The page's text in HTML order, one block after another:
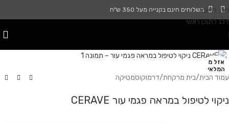
דלג לניווט
דלג לתוכן ראשי
משלוחים חינם בקנייה מעל 350 ש"ח
אזל מ
המלאי
עמוד הבית/בית מרקחת/דרמוקוסמטיקה
ניקוי לטיפול במראה פגמי עור CERAVE